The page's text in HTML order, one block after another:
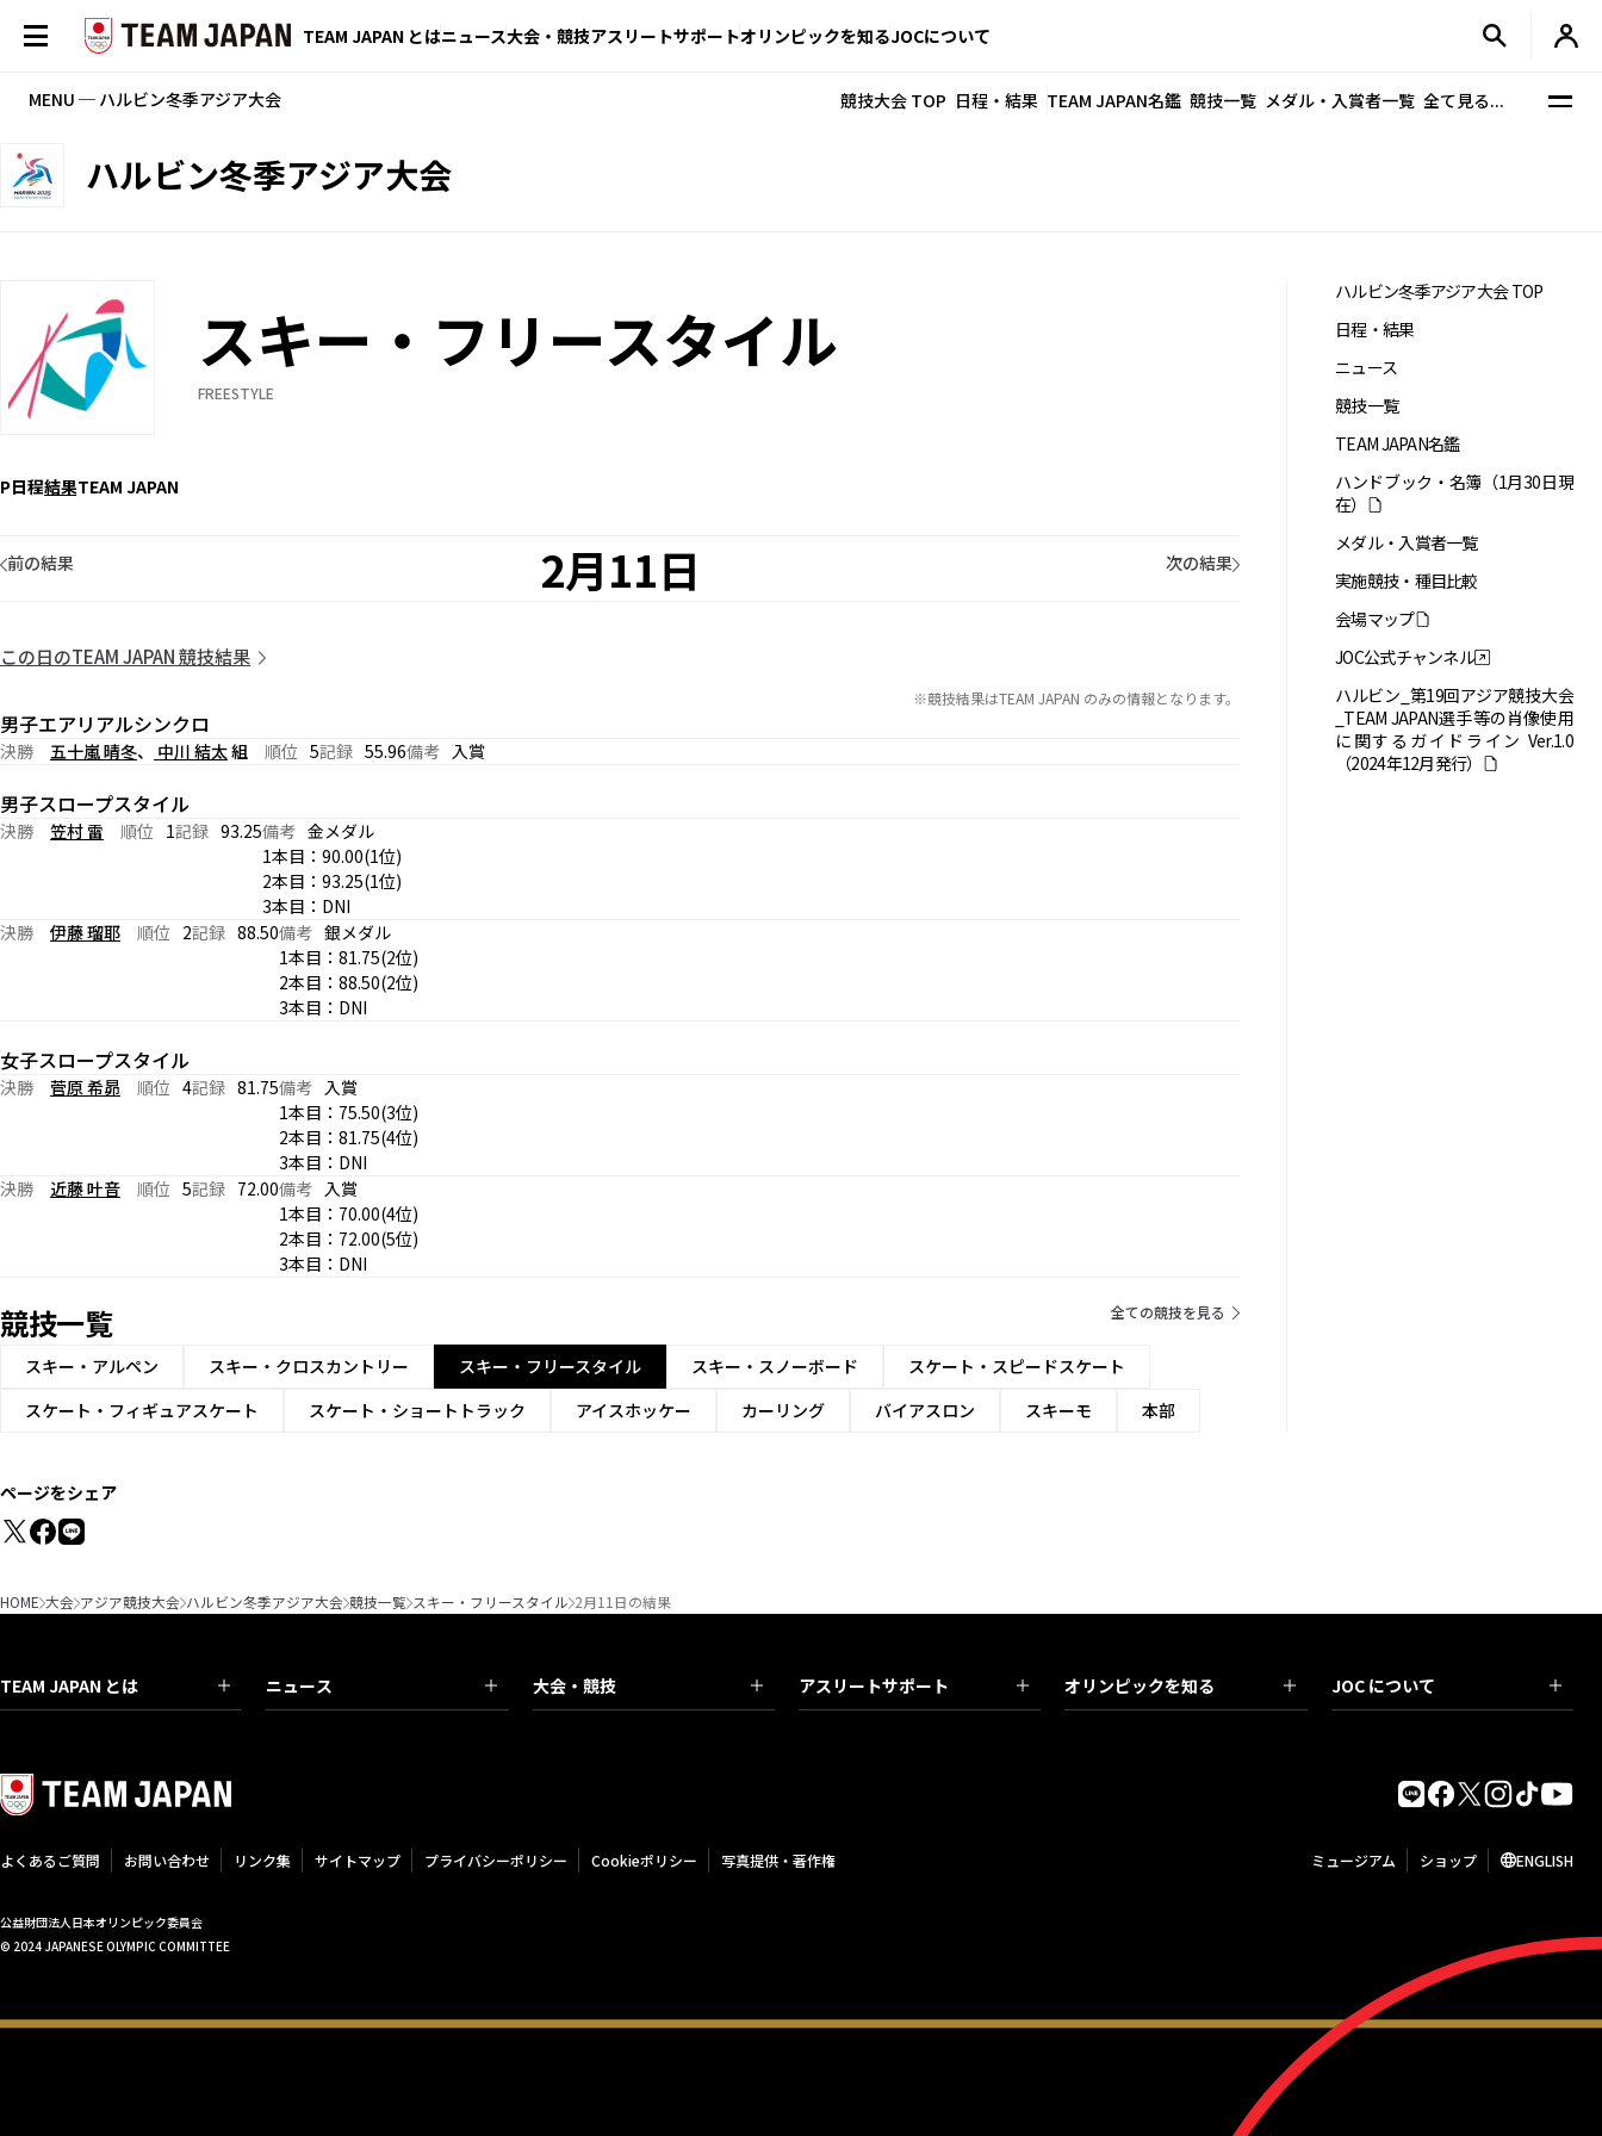
TEAM JAPAN とはニュース大会・競技アスリートサポートオリンピックを知るJOCについて
MENU ─ ハルビン冬季アジア大会 競技大会 TOP 日程・結果 TEAM JAPAN名鑑 競技一覧 メダル・入賞者一覧 全て見る...
ハルビン冬季アジア大会
スキー・フリースタイル
FREESTYLE
日程結果TEAM JAPAN
2月11日
前の結果 次の結果
この日のTEAM JAPAN 競技結果
※競技結果はTEAM JAPAN のみの情報となります。
男子エアリアルシンクロ
決勝 五十嵐 晴冬、 中川 結太組 順位 5記録 55.96備考 入賞
男子スロープスタイル
決勝 笠村 雷 順位 1記録 93.25備考 金メダル
1本目：90.00(1位)
2本目：93.25(1位)
3本目：DNI
決勝
伊藤 瑠耶 順位 2記録 88.50備考 銀メダル
1本目：81.75(2位)
2本目：88.50(2位)
3本目：DNI
女子スロープスタイル
決勝 菅原 希昴 順位 4記録 81.75備考 入賞
1本目：75.50(3位)
2本目：81.75(4位)
3本目：DNI
決勝
近藤 叶音 順位 5記録 72.00備考 入賞
1本目：70.00(4位)
2本目：72.00(5位)
3本目：DNI
競技一覧 全ての競技を見る
スキー・アルペン スキー・クロスカントリー スキー・フリースタイル スキー・スノーボード
スケート・スピードスケート
スケート・フィギュアスケート
スケート・ショートトラック アイスホッケー カーリング バイアスロン スキーモ 本部
ハルビン冬季アジア大会 TOP
日程・結果
ニュース
競技一覧
TEAM JAPAN名鑑
ハンドブック・名簿（1月30日現
在）
メダル・入賞者一覧
実施競技・種目比較
会場マップ
JOC公式チャンネル
ハルビン_第19回アジア競技大会
_TEAM JAPAN選手等の肖像使用
に関するガイドライン Ver.1.0
（2024年12月発行）
ページをシェア
HOME 大会 アジア競技大会 ハルビン冬季アジア大会 競技一覧 スキー・フリースタイル 2月11日の結果
TEAM JAPAN とは ニュース 大会・競技 アスリートサポート オリンピックを知る JOC について
よくあるご質問 お問い合わせ リンク集 サイトマップ プライバシーポリシー Cookieポリシー 写真提供・著作権 ミュージアム ショップ ENGLISH
公益財団法人日本オリンピック委員会
© 2024 JAPANESE OLYMPIC COMMITTEE